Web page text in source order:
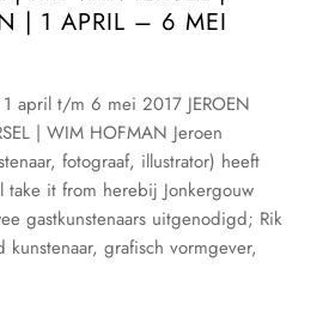
| 1 APRIL – 6 MEI
april t/m 6 mei 2017 JEROEN
| WIM HOFMAN Jeroen
fotograaf, illustrator) heeft
take it from herebij Jonkergouw
gastkunstenaars uitgenodigd; Rik
kunstenaar, grafisch vormgever,